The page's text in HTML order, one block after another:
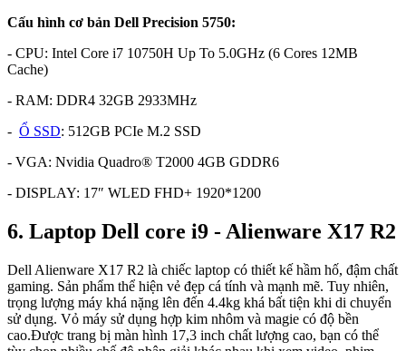
Cấu hình cơ bản Dell Precision 5750:
- CPU: Intel Core i7 10750H Up To 5.0GHz (6 Cores 12MB
Cache)
- RAM: DDR4 32GB 2933MHz
- Ổ SSD: 512GB PCIe M.2 SSD
- VGA: Nvidia Quadro® T2000 4GB GDDR6
- DISPLAY: 17″ WLED FHD+ 1920*1200
6. Laptop Dell core i9 - Alienware X17 R2
Dell Alienware X17 R2 là chiếc laptop có thiết kế hầm hố, đậm chất
gaming. Sản phẩm thể hiện vẻ đẹp cá tính và mạnh mẽ. Tuy nhiên,
trọng lượng máy khá nặng lên đến 4.4kg khá bất tiện khi di chuyển
sử dụng. Vỏ máy sử dụng hợp kim nhôm và magie có độ bền
cao.Được trang bị màn hình 17,3 inch chất lượng cao, bạn có thể